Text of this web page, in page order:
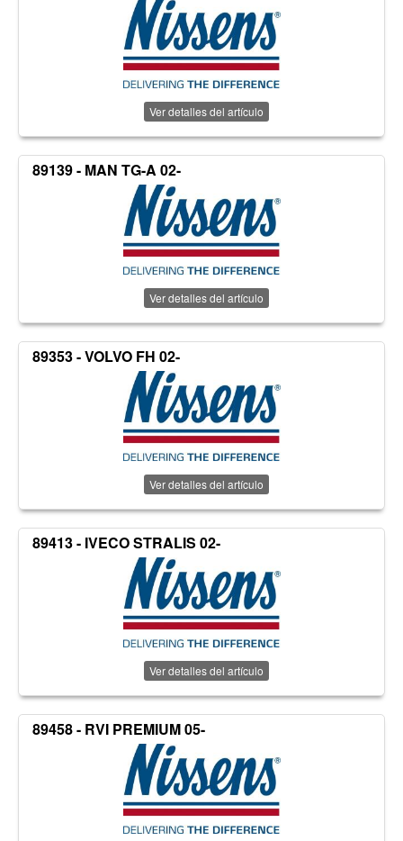
Ver detalles del artículo
89139 - MAN TG-A 02-
Ver detalles del artículo
89353 - VOLVO FH 02-
Ver detalles del artículo
89413 - IVECO STRALIS 02-
Ver detalles del artículo
89458 - RVI PREMIUM 05-